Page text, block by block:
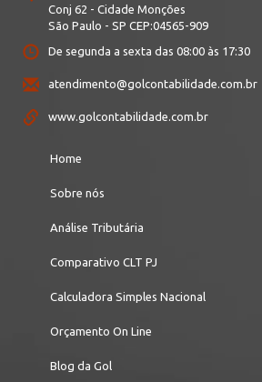
Conj 62 - Cidade Monções
São Paulo - SP CEP:04565-909
De segunda a sexta das 08:00 às 17:30
atendimento@golcontabilidade.com.br
www.golcontabilidade.com.br
Home
Sobre nós
Análise Tributária
Comparativo CLT PJ
Calculadora Simples Nacional
Orçamento On Line
Blog da Gol